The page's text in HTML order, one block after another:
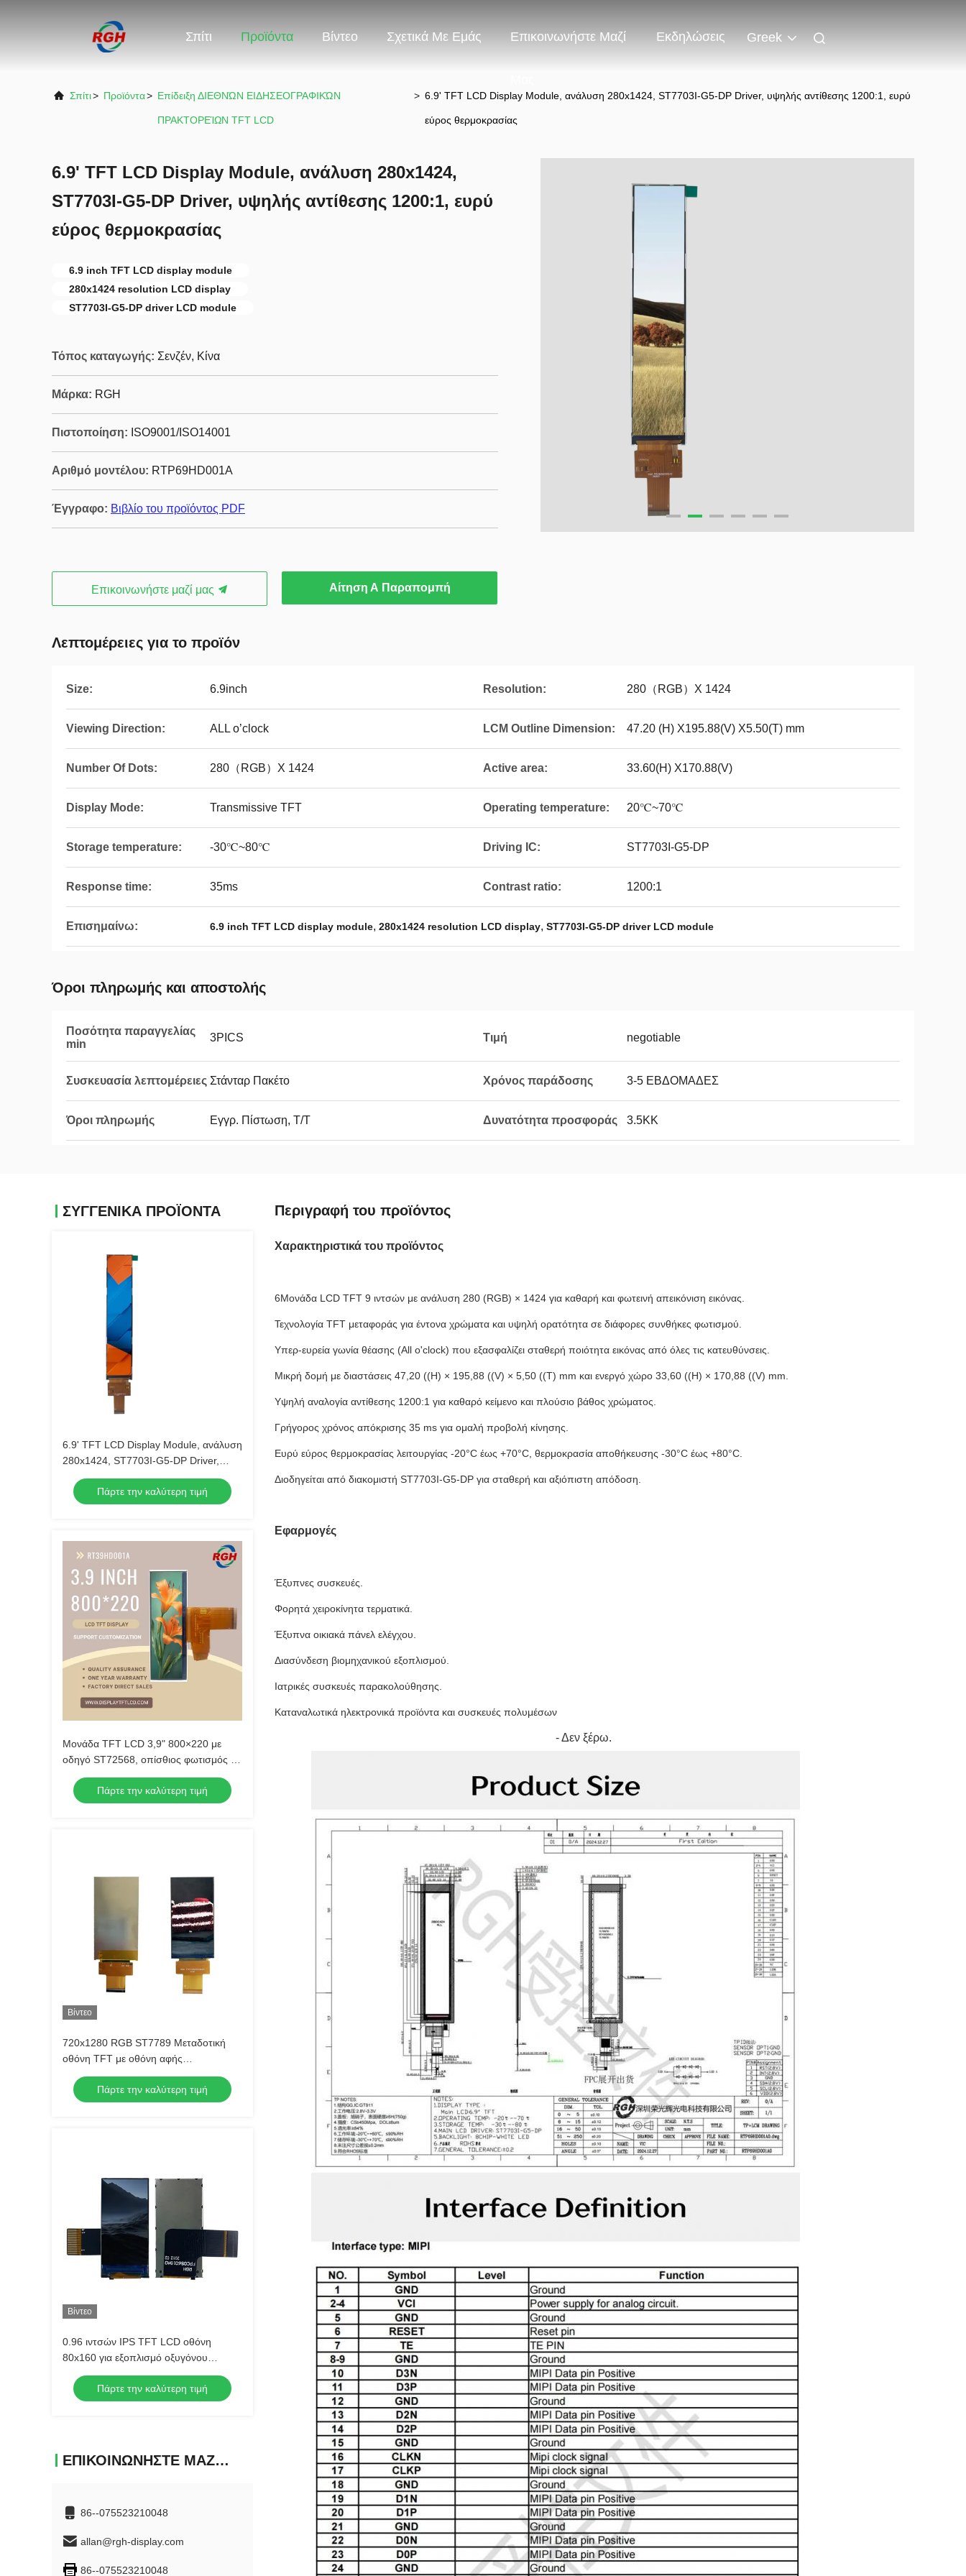
Σπίτι Προϊόντα Βίντεο Σχετικά Με Εμάς Επικοινωνήστε Μαζί Εκδηλώσεις Greek
Σπίτι> Προϊόντα> Επίδειξη ΔΙΕΘΝΏΝ ΕΙΔΗΣΕΟΓΡΑΦΙΚΏΝ
ΠΡΑΚΤΟΡΕΊΩΝ TFT LCD
> 6.9' TFT LCD Display Module, ανάλυση 280x1424, ST7703I-G5-DP Driver, υψηλής αντίθεσης 1200:1, ευρύ
εύρος θερμοκρασίας
6.9' TFT LCD Display Module, ανάλυση 280x1424,
ST7703I-G5-DP Driver, υψηλής αντίθεσης 1200:1, ευρύ
εύρος θερμοκρασίας
6.9 inch TFT LCD display module
280x1424 resolution LCD display
ST7703I-G5-DP driver LCD module
Τόπος καταγωγής: Σενζέν, Κίνα
Μάρκα: RGH
Πιστοποίηση: ISO9001/ISO14001
Αριθμό μοντέλου: RTP69HD001Α
Έγγραφο: Βιβλίο του προϊόντος PDF
Επικοινωνήστε μαζί μας Αίτηση Α Παραπομπή
Λεπτομέρειες για το προϊόν
Size: 6.9inch Resolution: 280（RGB）X 1424
Viewing Direction: ALL o’clock LCM Outline Dimension: 47.20 (H) X195.88(V) X5.50(T) mm
Number Of Dots: 280（RGB）X 1424 Active area: 33.60(H) X170.88(V)
Display Mode: Transmissive TFT Operating temperature: 20℃~70℃
Storage temperature: -30℃~80℃ Driving IC: ST7703I-G5-DP
Response time: 35ms Contrast ratio: 1200:1
Επισημαίνω: 6.9 inch TFT LCD display module, 280x1424 resolution LCD display, ST7703I-G5-DP driver LCD module
Όροι πληρωμής και αποστολής
Ποσότητα παραγγελίας
min
3PICS Τιμή negotiable
Συσκευασία λεπτομέρειες Στάνταρ Πακέτο Χρόνος παράδοσης 3-5 ΕΒΔΟΜΑΔΕΣ
Όροι πληρωμής Εγγρ. Πίστωση, T/T Δυνατότητα προσφοράς 3.5KK
ΣΥΓΓΕΝΙΚΆ ΠΡΟΪΌΝΤΑ
6.9' TFT LCD Display Module, ανάλυση
280x1424, ST7703I-G5-DP Driver,
υψηλής αντίθεσης 1200:1, ευρύ εύρος
θερμοκρασίαςΠάρτε την καλύτερη τιμή
Μονάδα TFT LCD 3,9" 800×220 με
οδηγό ST72568, οπίσθιος φωτισμός 10
LED, προσαρμόσιμο κάλυμμα γυαλιού
Πάρτε την καλύτερη τιμή
Βίντεο
720x1280 RGB ST7789 Μεταδοτική
οθόνη TFT με οθόνη αφής
RT35HD006A
Πάρτε την καλύτερη τιμή
Βίντεο
0.96 ιντσών IPS TFT LCD οθόνη
80x160 για εξοπλισμό οξυγόνου
αίματος
Πάρτε την καλύτερη τιμή
ΕΠΙΚΟΙΝΩΝΉΣΤΕ ΜΑΖΊ ΜΑΣ
86--075523210048
allan@rgh-display.com
86--075523210048
Περιγραφή του προϊόντος
Χαρακτηριστικά του προϊόντος
6Μονάδα LCD TFT 9 ιντσών με ανάλυση 280 (RGB) × 1424 για καθαρή και φωτεινή απεικόνιση εικόνας.
Τεχνολογία TFT μεταφοράς για έντονα χρώματα και υψηλή ορατότητα σε διάφορες συνθήκες φωτισμού.
Υπερ-ευρεία γωνία θέασης (All o'clock) που εξασφαλίζει σταθερή ποιότητα εικόνας από όλες τις κατευθύνσεις.
Μικρή δομή με διαστάσεις 47,20 ((H) × 195,88 ((V) × 5,50 ((T) mm και ενεργό χώρο 33,60 ((H) × 170,88 ((V) mm.
Υψηλή αναλογία αντίθεσης 1200:1 για καθαρό κείμενο και πλούσιο βάθος χρώματος.
Γρήγορος χρόνος απόκρισης 35 ms για ομαλή προβολή κίνησης.
Ευρύ εύρος θερμοκρασίας λειτουργίας -20°C έως +70°C, θερμοκρασία αποθήκευσης -30°C έως +80°C.
Διοδηγείται από διακομιστή ST7703I-G5-DP για σταθερή και αξιόπιστη απόδοση.
Εφαρμογές
Έξυπνες συσκευές.
Φορητά χειροκίνητα τερματικά.
Έξυπνα οικιακά πάνελ ελέγχου.
Διασύνδεση βιομηχανικού εξοπλισμού.
Ιατρικές συσκευές παρακολούθησης.
Καταναλωτικά ηλεκτρονικά προϊόντα και συσκευές πολυμέσων
- Δεν ξέρω.